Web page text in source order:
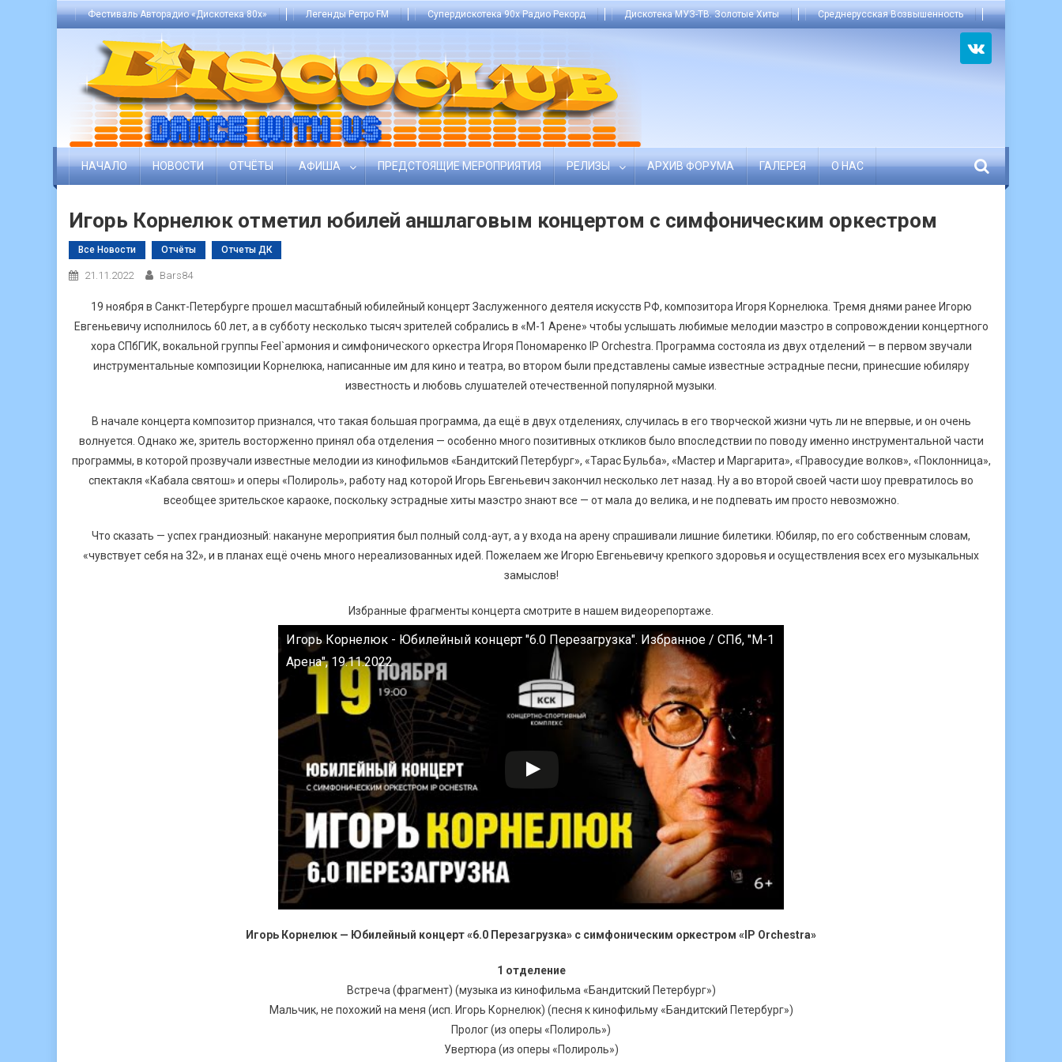
Фестиваль Авторадио «Дискотека 80х» Легенды Ретро FM Супердискотека 90х Радио Рекорд Дискотека МУЗ-ТВ. Золотые Хиты Среднерусская Возвышенность
НАЧАЛО НОВОСТИ ОТЧЁТЫ АФИША ПРЕДСТОЯЩИЕ МЕРОПРИЯТИЯ РЕЛИЗЫ АРХИВ ФОРУМА ГАЛЕРЕЯ О НАС
Игорь Корнелюк отметил юбилей аншлаговым концертом с симфоническим оркестром
Все Новости Отчёты Отчеты ДК
21.11.2022 Bars84
19 ноября в Санкт-Петербурге прошел масштабный юбилейный концерт Заслуженного деятеля искусств РФ, композитора Игоря Корнелюка. Тремя днями ранее Игорю
Евгеньевичу исполнилось 60 лет, а в субботу несколько тысяч зрителей собрались в «М-1 Арене» чтобы услышать любимые мелодии маэстро в сопровождении концертного
хора СПбГИК, вокальной группы Feel`армония и симфонического оркестра Игоря Пономаренко IP Orchestra. Программа состояла из двух отделений — в первом звучали
инструментальные композиции Корнелюка, написанные им для кино и театра, во втором были представлены самые известные эстрадные песни, принесшие юбиляру
известность и любовь слушателей отечественной популярной музыки.
В начале концерта композитор признался, что такая большая программа, да ещё в двух отделениях, случилась в его творческой жизни чуть ли не впервые, и он очень
волнуется. Однако же, зритель восторженно принял оба отделения — особенно много позитивных откликов было впоследствии по поводу именно инструментальной части
программы, в которой прозвучали известные мелодии из кинофильмов «Бандитский Петербург», «Тарас Бульба», «Мастер и Маргарита», «Правосудие волков», «Поклонница»,
спектакля «Кабала cвятош» и оперы «Полироль», работу над которой Игорь Евгеньевич закончил несколько лет назад. Ну а во второй своей части шоу превратилось во
всеобщее зрительское караоке, поскольку эстрадные хиты маэстро знают все — от мала до велика, и не подпевать им просто невозможно.
Что сказать — успех грандиозный: накануне мероприятия был полный солд-аут, а у входа на арену спрашивали лишние билетики. Юбиляр, по его собственным словам,
«чувствует себя на 32», и в планах ещё очень много нереализованных идей. Пожелаем же Игорю Евгеньевичу крепкого здоровья и осуществления всех его музыкальных
замыслов!
Избранные фрагменты концерта смотрите в нашем видеорепортаже.
Игорь Корнелюк - Юбилейный концерт "6.0 Перезагрузка". Избранное / СПб, "М-1
Арена", 19.11.2022
Игорь Корнелюк — Юбилейный концерт «6.0 Перезагрузка» с симфоническим оркестром «IP Orchestra»
1 отделение
Встреча (фрагмент) (музыка из кинофильма «Бандитский Петербург»)
Мальчик, не похожий на меня (исп. Игорь Корнелюк) (песня к кинофильму «Бандитский Петербург»)
Пролог (из оперы «Полироль»)
Увертюра (из оперы «Полироль»)